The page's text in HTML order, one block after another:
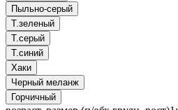
Пыльно-серый
Т.зеленый
Т.серый
Т.синий
Хаки
Черный меланж
Горчичный